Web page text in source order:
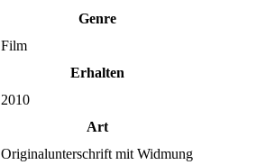
Genre
Film
Erhalten
2010
Art
Originalunterschrift mit Widmung